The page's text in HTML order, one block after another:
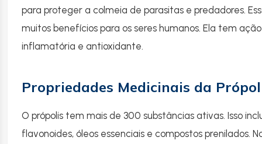
para proteger a colmeia de parasitas e predadores.
muitos benefícios para os seres humanos. Ela tem
inflamatória e antioxidante.
Propriedades Medicinais da
O própolis tem mais de 300 substâncias ativas. Isso
flavonoides, óleos essenciais e compostos prenilados.